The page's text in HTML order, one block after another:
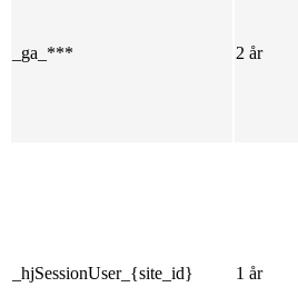
_ga_*** 2 år
_hjSessionUser_{site_id} 1 år